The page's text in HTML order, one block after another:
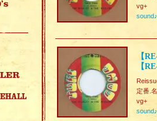
vg+
sound♪
【
【
定番.
vg+
sound♪